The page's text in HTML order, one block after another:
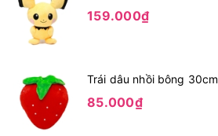
159.000₫
Trái dâu nhồi bông 30cm
85.000₫